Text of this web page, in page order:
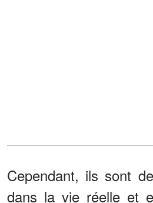
Cependant, ils sont
dans la vie réelle et